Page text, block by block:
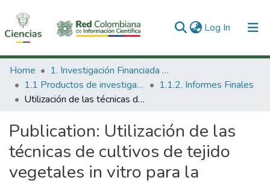
Log In (current)
Communities & Collections
All of DSpace
Home
1. Investigación Financiada con Recursos Públicos
1.1 Productos de investigación
1.1.2. Informes Finales
Utilización de las técnicas de cultivos de tejido vegetales in vitro para la propagación y conservación de germoplasma de comino (aniba perutilis), abarco (arinianapyriformis) almendrin (caryocar glabrum) y guayacán (tabebuia serratifoliar)
Publication: Utilización de las
técnicas de cultivos de tejido
vegetales in vitro para la